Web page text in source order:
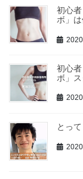
初心
ボ」
初心
ボ」
とっ